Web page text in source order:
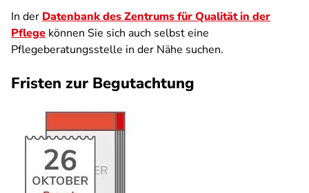
In der Datenbank des Zentrums für Qualität in der
Pflege können Sie sich auch selbst eine
Pflegeberatungsstelle in der Nähe suchen.
Fristen zur Begutachtung